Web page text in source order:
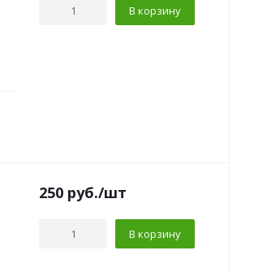
В корзину
250 руб./шт
В корзину